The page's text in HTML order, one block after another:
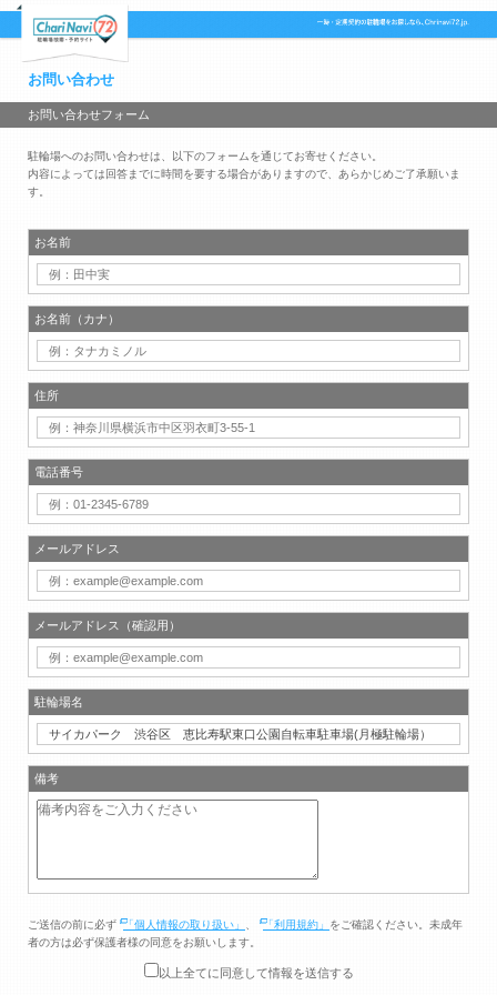
お問い合わせ
お問い合わせフォーム
駐輪場へのお問い合わせは、以下のフォームを通じてお寄せください。
内容によっては回答までに時間を要する場合がありますので、あらかじめご了承願いま
す。
お名前
お名前（カナ）
住所
電話番号
メールアドレス
メールアドレス（確認用）
駐輪場名
備考
ご送信の前に必ず 「個人情報の取り扱い」 「利用規約」 をご確認ください。未成年
者の方は必ず保護者様の同意をお願いします。
以上全てに同意して情報を送信する